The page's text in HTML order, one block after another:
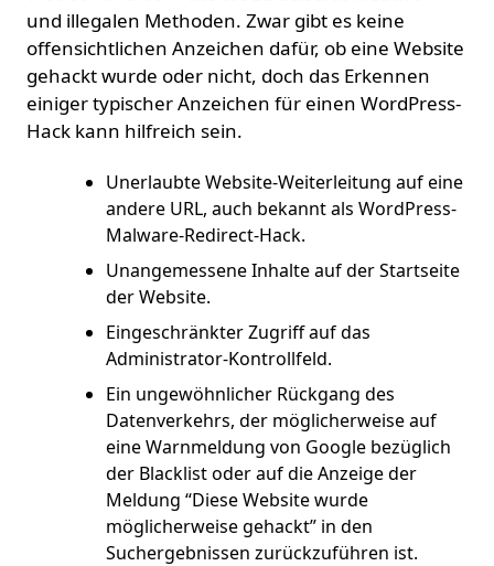
und illegalen Methoden. Zwar gibt es keine
offensichtlichen Anzeichen dafür, ob eine Website
gehackt wurde oder nicht, doch das Erkennen
einiger typischer Anzeichen für einen WordPress-
Hack kann hilfreich sein.
Unerlaubte Website-Weiterleitung auf eine
andere URL, auch bekannt als WordPress-
Malware-Redirect-Hack.
Unangemessene Inhalte auf der Startseite
der Website.
Eingeschränkter Zugriff auf das
Administrator-Kontrollfeld.
Ein ungewöhnlicher Rückgang des
Datenverkehrs, der möglicherweise auf
eine Warnmeldung von Google bezüglich
der Blacklist oder auf die Anzeige der
Meldung “Diese Website wurde
möglicherweise gehackt” in den
Suchergebnissen zurückzuführen ist.